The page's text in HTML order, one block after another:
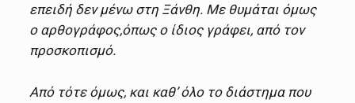
επειδή δεν μένω στη Ξάνθη. Με θυμάται όμως
ο αρθογράφος,όπως ο ίδιος γράφει, από τον
προσκοπισμό.
Από τότε όμως, και καθ’ όλο το διάστημα που